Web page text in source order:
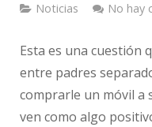
Noticias
No hay
Esta es una cuestión
entre padres
comprarle un móvil a
ven como algo